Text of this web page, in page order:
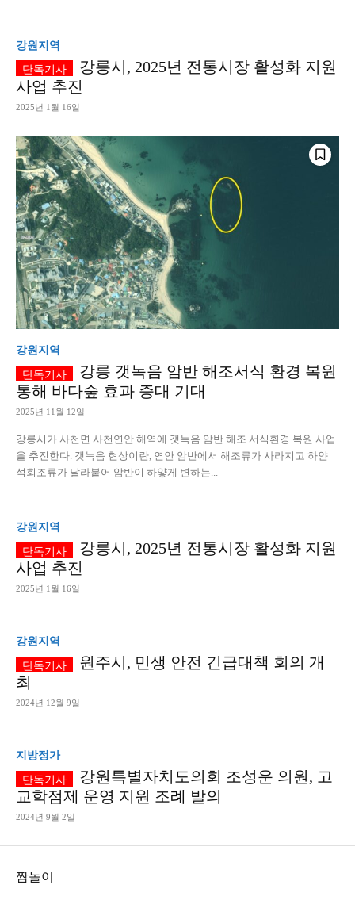
강원지역
강릉시, 2025년 전통시장 활성화 지원
사업 추진
2025년 1월 16일
강원지역
강릉 갯녹음 암반 해조서식 환경 복원
통해 바다숲 효과 증대 기대
2025년 11월 12일
강릉시가 사천면 사천연안 해역에 갯녹음 암반 해조 서식환경 복원 사업
을 추진한다. 갯녹음 현상이란, 연안 암반에서 해조류가 사라지고 하얀
석회조류가 달라붙어 암반이 하얗게 변하는...
강원지역
강릉시, 2025년 전통시장 활성화 지원
사업 추진
2025년 1월 16일
강원지역
원주시, 민생 안전 긴급대책 회의 개
최
2024년 12월 9일
지방정가
강원특별자치도의회 조성운 의원, 고
교학점제 운영 지원 조례 발의
2024년 9월 2일
짬놀이